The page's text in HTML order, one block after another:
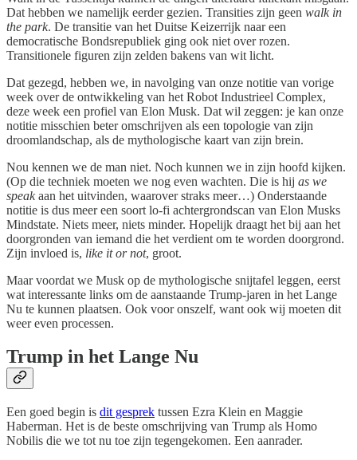
Dat hebben we namelijk eerder gezien. Transities zijn geen walk in
the park. De transitie van het Duitse Keizerrijk naar een
democratische Bondsrepubliek ging ook niet over rozen.
Transitionele figuren zijn zelden bakens van wit licht.
Dat gezegd, hebben we, in navolging van onze notitie van vorige
week over de ontwikkeling van het Robot Industrieel Complex,
deze week een profiel van Elon Musk. Dat wil zeggen: je kan onze
notitie misschien beter omschrijven als een topologie van zijn
droomlandschap, als de mythologische kaart van zijn brein.
Nou kennen we de man niet. Noch kunnen we in zijn hoofd kijken.
(Op die techniek moeten we nog even wachten. Die is hij as we
speakaan het uitvinden, waarover straks meer…) Onderstaande
notitie is dus meer een soort lo-fi achtergrondscan van Elon Musks
Mindstate. Niets meer, niets minder. Hopelijk draagt het bij aan het
doorgronden van iemand die het verdient om te worden doorgrond.
Zijn invloed is, like it or not, groot.
Maar voordat we Musk op de mythologische snijtafel leggen, eerst
wat interessante links om de aanstaande Trump-jaren in het Lange
Nu te kunnen plaatsen. Ook voor onszelf, want ook wij moeten dit
weer even processen.
Trump in het Lange Nu
Een goed begin is dit gesprek tussen Ezra Klein en Maggie
Haberman. Het is de beste omschrijving van Trump als Homo
Nobilis die we tot nu toe zijn tegengekomen. Een aanrader.